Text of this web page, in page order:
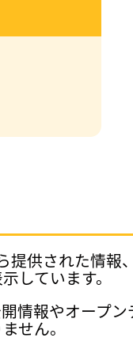
提供された情報
しています。
情報やオープン
せん。